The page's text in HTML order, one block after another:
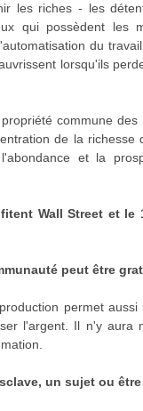
les riches - les
qui possèdent les
du
lorsqu'ils
commune
de la richesse
et la
Wall Street et le
peut être
permet
l'argent. Il n'y aura
un sujet ou